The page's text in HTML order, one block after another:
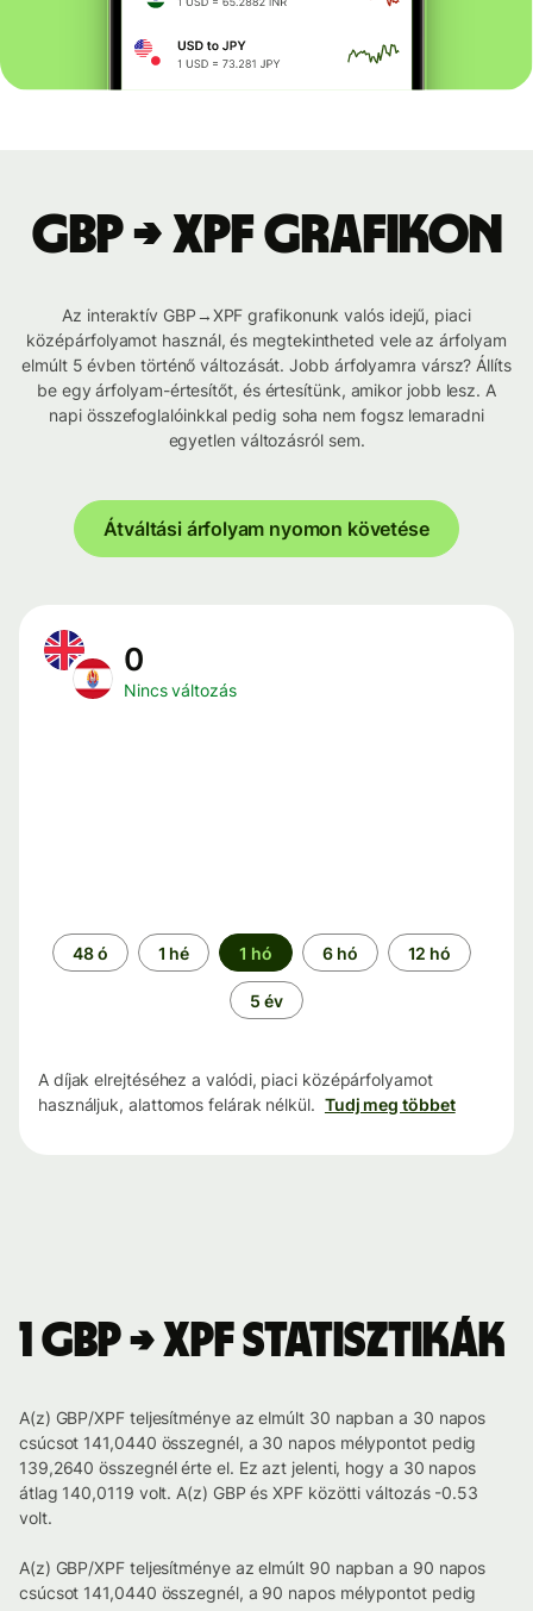
GBP → XPF grafikon
Az interaktív GBP→XPF grafikonunk valós idejű, piaci
középárfolyamot használ, és megtekintheted vele az árfolyam
elmúlt 5 évben történő változását. Jobb árfolyamra vársz? Állíts
be egy árfolyam-értesítőt, és értesítünk, amikor jobb lesz. A
napi összefoglalóinkkal pedig soha nem fogsz lemaradni
egyetlen változásról sem.
Átváltási árfolyam nyomon követése
0
Nincs változás
Időszak
48 ó 1 hé 1 hó 6 hó 12 hó
5 év
A díjak elrejtéséhez a valódi, piaci középárfolyamot
használjuk, alattomos felárak nélkül. Tudj meg többet
1 GBP → XPF statisztikák
A(z) GBP/XPF teljesítménye az elmúlt 30 napban a 30 napos
csúcsot 141,0440 összegnél, a 30 napos mélypontot pedig
139,2640 összegnél érte el. Ez azt jelenti, hogy a 30 napos
átlag 140,0119 volt. A(z) GBP és XPF közötti változás -0.53
volt.
A(z) GBP/XPF teljesítménye az elmúlt 90 napban a 90 napos
csúcsot 141,0440 összegnél, a 90 napos mélypontot pedig